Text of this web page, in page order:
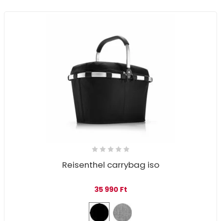
Reisenthel carrybag iso
35 990 Ft